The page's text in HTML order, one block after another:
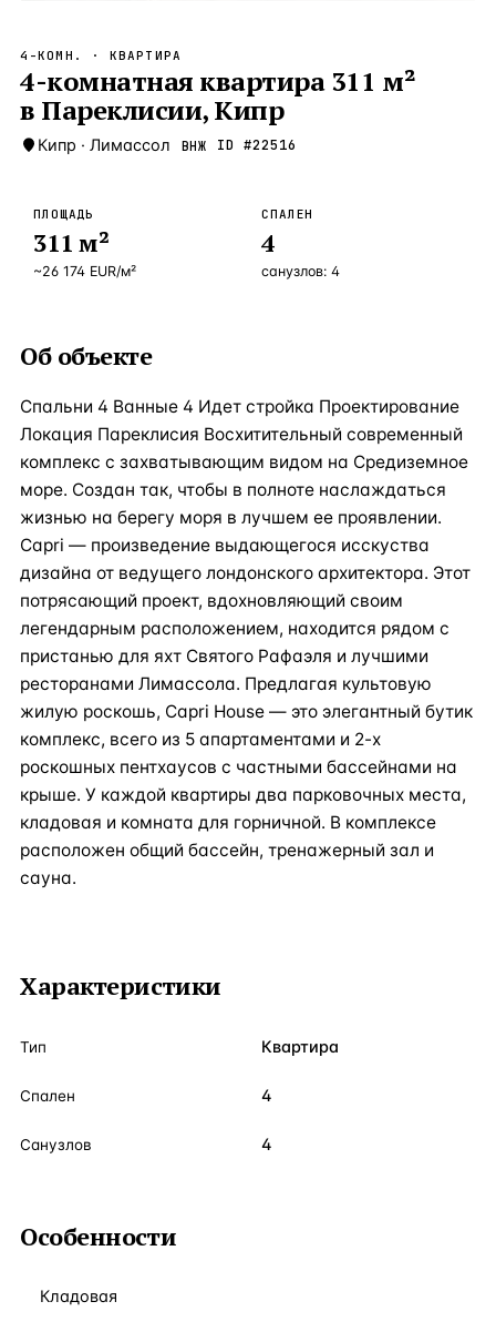
Новороссийск —Локация Россия · 2
Стамбул —Локация
Анталия
ЧАСТО ИЩУТ
Турция
4-КОМН. · КВАРТИРА
4-комнатная квартира 311 м²
в Пареклисии, Кипр
Кипр · Лимассол ВНЖ ID #22516
ПЛОЩАДЬ
311 м²
~26 174 EUR/м²
СПАЛЕН
4
санузлов: 4
Об объекте
Спальни 4 Ванные 4 Идет стройка Проектирование
Локация Пареклисия Восхитительный современный
комплекс с захватывающим видом на Средиземное
море. Создан так, чтобы в полноте наслаждаться
жизнью на берегу моря в лучшем ее проявлении.
Capri — произведение выдающегося исскуства
дизайна от ведущего лондонского архитектора. Этот
потрясающий проект, вдохновляющий своим
легендарным расположением, находится рядом с
пристанью для яхт Святого Рафаэля и лучшими
ресторанами Лимассола. Предлагая культовую
жилую роскошь, Capri House — это элегантный бутик
комплекс, всего из 5 апартаментами и 2-х
роскошных пентхаусов с частными бассейнами на
крыше. У каждой квартиры два парковочных места,
кладовая и комната для горничной. В комплексе
расположен общий бассейн, тренажерный зал и
сауна.
Характеристики
Тип Квартира
Спален 4
Санузлов 4
Особенности
Кладовая